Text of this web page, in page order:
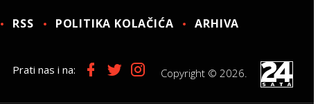
RSS POLITIKA KOLAČIĆA ARHIVA
Prati nas i na: Copyright © 2026.